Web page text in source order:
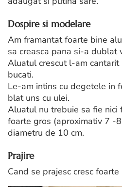
Dospire si modelare
Am framantat foarte bine
sa creasca pana si-a dublat
Aluatul crescut l-am
bucati.
Le-am intins cu degetele in
blat uns cu ulei.
Aluatul nu trebuie sa fie nici
foarte gros (aproximativ 7 -
diametru de 10 cm.
Prajire
Cand se prajesc cresc foarte